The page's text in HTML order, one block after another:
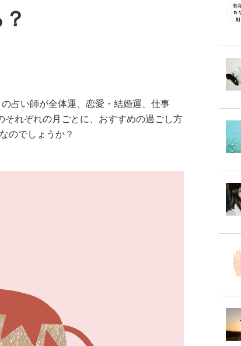
占い師が全体運、恋愛・結婚運、仕事
れぞれの月ごとに、おすすめの過ごし方
のでしょうか？